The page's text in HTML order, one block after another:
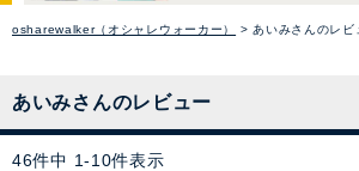
osharewalker（オシャレウォーカー） あいみさんのレビ
あいみさんのレビュー
46件中 1-10件表示